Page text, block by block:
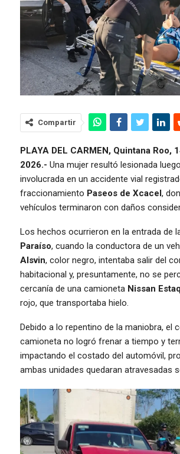
Compartir
PLAYA DEL CARMEN, Quintana Roo,
2026.- Una mujer resultó lesionada
involucrada en un accidente vial
fraccionamiento Paseos de Xcacel,
vehículos terminaron con daños
Los hechos ocurrieron en la entrada de
Paraíso, cuando la conductora de un
Alsvin, color negro, intentaba salir del
habitacional y, presuntamente, no se
cercanía de una camioneta Nissan
rojo, que transportaba hielo.
Debido a lo repentino de la maniobra, el
camioneta no logró frenar a tiempo y
impactando el costado del automóvil,
ambas unidades quedaran atravesadas